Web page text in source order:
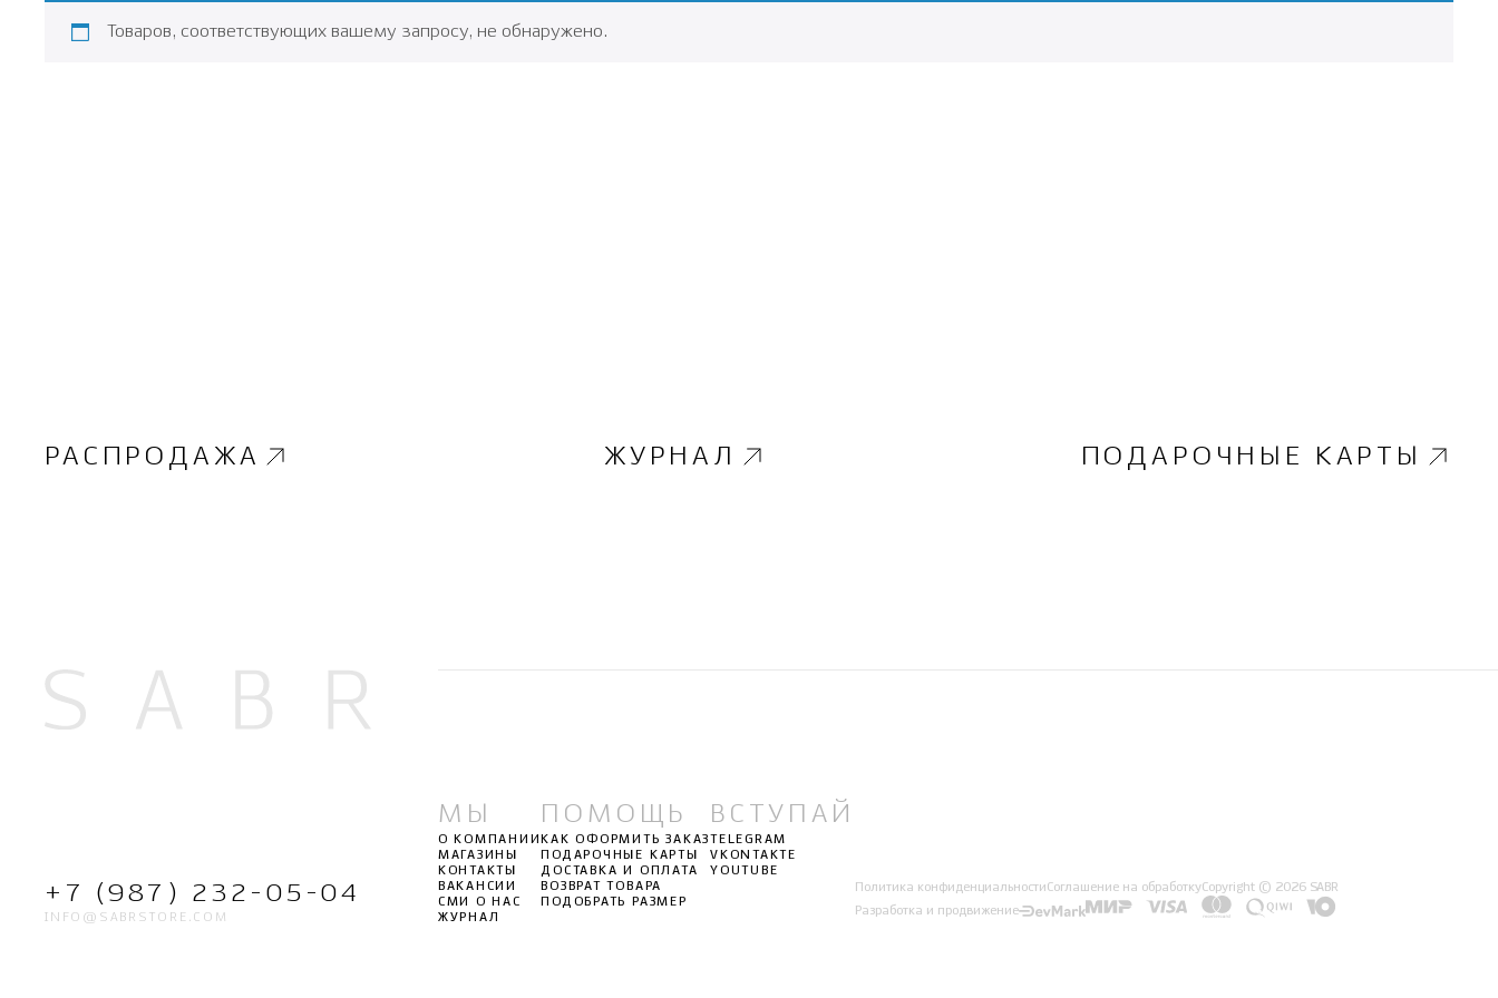
Товаров, соответствующих вашему запросу, не обнаружено.
РАСПРОДАЖА ЖУРНАЛ ПОДАРОЧНЫЕ КАРТЫ
+7 (987) 232-05-04
INFO@SABRSTORE.COM
МЫ
О КОМПАНИИ
МАГАЗИНЫ
КОНТАКТЫ
ВАКАНСИИ
СМИ О НАС
ЖУРНАЛ
ПОМОЩЬ
КАК ОФОРМИТЬ ЗАКАЗ
ПОДАРОЧНЫЕ КАРТЫ
ДОСТАВКА И ОПЛАТА
ВОЗВРАТ ТОВАРА
ПОДОБРАТЬ РАЗМЕР
ВСТУПАЙ
TELEGRAM
VKONTAKTE
YOUTUBE
Политика конфиденциальности Соглашение на обработкуCopyright © 2026 SABR
Разработка и продвижение